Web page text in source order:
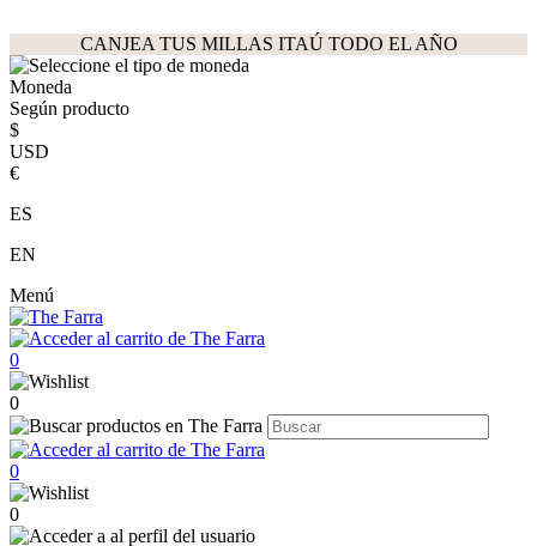
CANJEA TUS MILLAS ITAÚ TODO EL AÑO
Moneda
Según producto
$
USD
€
ES
EN
Menú
0
0
0
0